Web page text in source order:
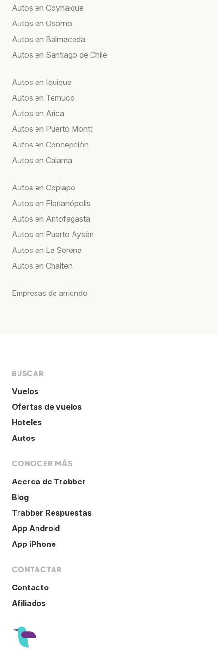
Autos en Coyhaique
Autos en Osorno
Autos en Balmaceda
Autos en Santiago de Chile
Autos en Iquique
Autos en Temuco
Autos en Arica
Autos en Puerto Montt
Autos en Concepción
Autos en Calama
Autos en Copiapó
Autos en Florianópolis
Autos en Antofagasta
Autos en Puerto Aysén
Autos en La Serena
Autos en Chaiten
Empresas de arriendo
BUSCAR
Vuelos
Ofertas de vuelos
Hoteles
Autos
CONOCER MÁS
Acerca de Trabber
Blog
Trabber Respuestas
App Android
App iPhone
CONTACTAR
Contacto
Afiliados